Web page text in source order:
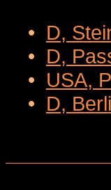
• D,
• D,
• USA,
• D,